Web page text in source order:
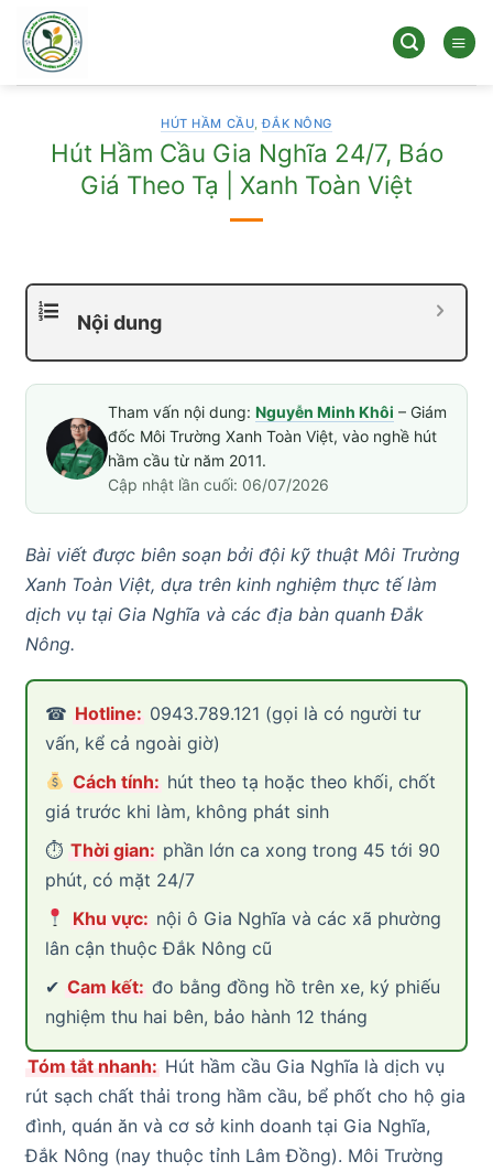
qua
dung
HÚT HẦM CẦU,ĐẮK NÔNG
Hút Hầm Cầu Gia Nghĩa 24/7, Báo
Giá Theo Tạ | Xanh Toàn Việt
Nội dung
Tham vấn nội dung: Nguyễn Minh Khôi – Giám
đốc Môi Trường Xanh Toàn Việt, vào nghề hút
hầm cầu từ năm 2011.
Cập nhật lần cuối: 06/07/2026
Bài viết được biên soạn bởi đội kỹ thuật Môi Trường
Xanh Toàn Việt, dựa trên kinh nghiệm thực tế làm
dịch vụ tại Gia Nghĩa và các địa bàn quanh Đắk
Nông.
☎ Hotline: 0943.789.121 (gọi là có người tư
vấn, kể cả ngoài giờ)
Cách tính: hút theo tạ hoặc theo khối, chốt
giá trước khi làm, không phát sinh
⏱ Thời gian: phần lớn ca xong trong 45 tới 90
phút, có mặt 24/7
Khu vực: nội ô Gia Nghĩa và các xã phường
lân cận thuộc Đắk Nông cũ
✔ Cam kết: đo bằng đồng hồ trên xe, ký phiếu
nghiệm thu hai bên, bảo hành 12 tháng
Tóm tắt nhanh: Hút hầm cầu Gia Nghĩa là dịch vụ
rút sạch chất thải trong hầm cầu, bể phốt cho hộ gia
đình, quán ăn và cơ sở kinh doanh tại Gia Nghĩa,
Đắk Nông (nay thuộc tỉnh Lâm Đồng). Môi Trường